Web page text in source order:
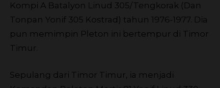
Kompi A Batalyon Linud 305/Tengkorak (Dan
Tonpan Yonif 305 Kostrad) tahun 1976-1977. Dia
pun memimpin Pleton ini bertempur di Timor
Timur.
Sepulang dari Timor Timur, ia menjadi